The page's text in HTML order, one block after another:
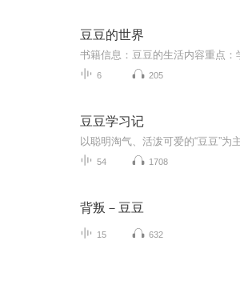
豆豆的世界
6 205
豆豆学习记
54 1708
背叛－豆豆
15 632